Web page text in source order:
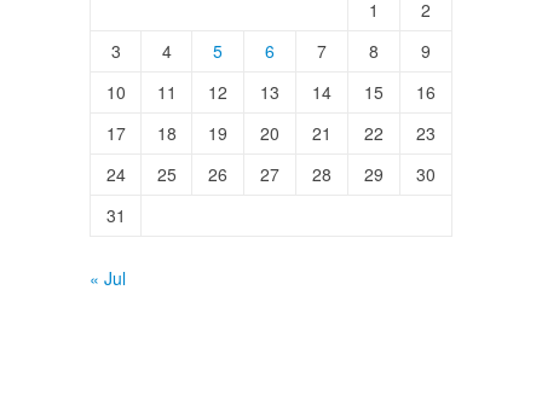
1
2
3
4 5 6 7 8
9
10
11 12 13 14 15
16
17
18 19 20 21 22
23
24
25 26 27 28 29
30
31
« Jul